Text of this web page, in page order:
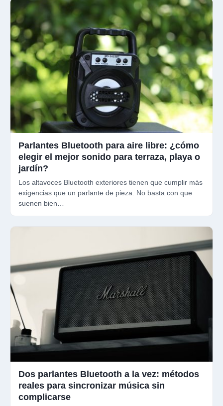
Parlantes Bluetooth para aire libre: ¿cómo
elegir el mejor sonido para terraza, playa o
jardín?
Los altavoces Bluetooth exteriores tienen que cumplir más
exigencias que un parlante de pieza. No basta con que
suenen bien…
Dos parlantes Bluetooth a la vez: métodos
reales para sincronizar música sin
complicarse